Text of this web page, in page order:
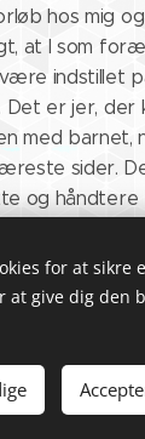
hos mig
at I som
indstillet
er jer, der
med barnet,
sider.
og håndtere
for at sikre
at give dig den